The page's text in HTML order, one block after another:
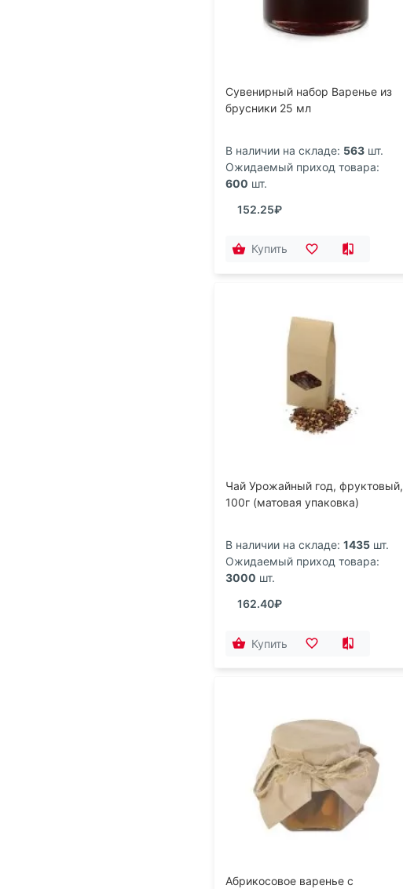
Сувенирный набор Варенье из
брусники 25 мл
В наличии на складе: 563 шт.
Ожидаемый приход товара:
600 шт.
152.25₽
Купить
Чай Урожайный год, фруктовый,
100г (матовая упаковка)
В наличии на складе: 1435 шт.
Ожидаемый приход товара:
3000 шт.
162.40₽
Купить
Абрикосовое варенье с